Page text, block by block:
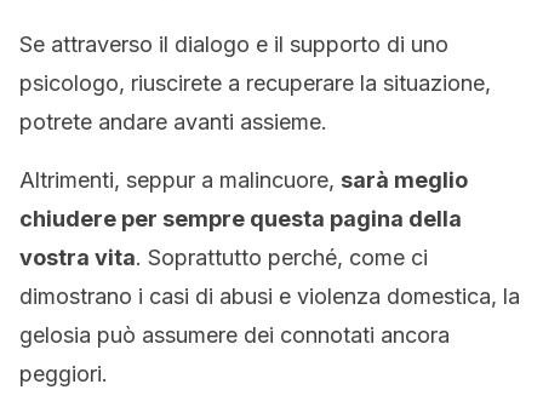
Se attraverso il dialogo e il supporto di uno
psicologo, riuscirete a recuperare la situazione,
potrete andare avanti assieme.
Altrimenti, seppur a malincuore, sarà meglio
chiudere per sempre questa pagina della
vostra vita. Soprattutto perché, come ci
dimostrano i casi di abusi e violenza domestica, la
gelosia può assumere dei connotati ancora
peggiori.